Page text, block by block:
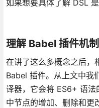
如果想要具体了解 DSL
理解 Babel 插件机制
在讲了这么多概念之后，
Babel 插件。从上文中我
译器，它会将 ES6+ 语
中节点的增加、删除和更